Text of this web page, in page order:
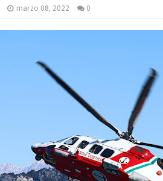
marzo 08, 2022 0